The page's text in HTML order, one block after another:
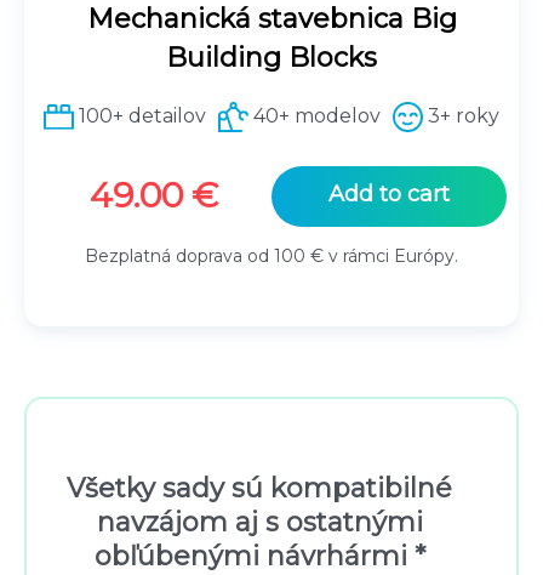
Mechanická stavebnica Big
Building Blocks
100+ detailov 40+ modelov 3+ roky
49.00 € Add to cart
Bezplatná doprava od 100 € v rámci Európy.
Všetky sady sú kompatibilné
navzájom aj s ostatnými
obľúbenými návrhármi *